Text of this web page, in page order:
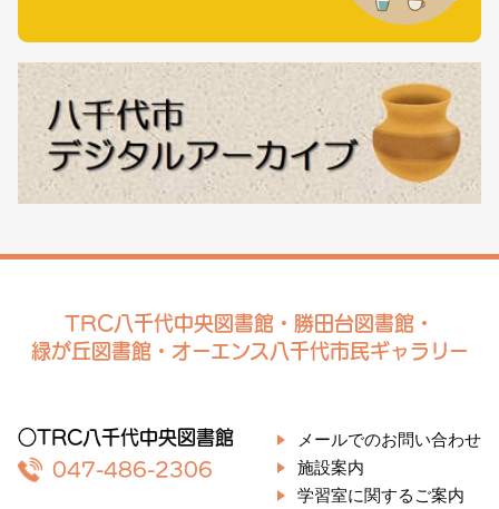
TRC八千代中央図書館・勝田台図書館・
緑が丘図書館・オーエンス八千代市民ギャラリー
○TRC八千代中央図書館
047-486-2306
メールでのお問い合わせ
施設案内
学習室に関するご案内